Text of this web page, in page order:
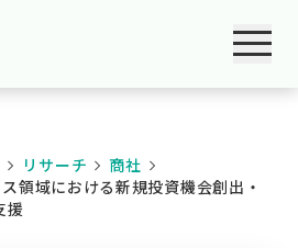
リサーチ
商社
領域における新規投資機会創出・
援